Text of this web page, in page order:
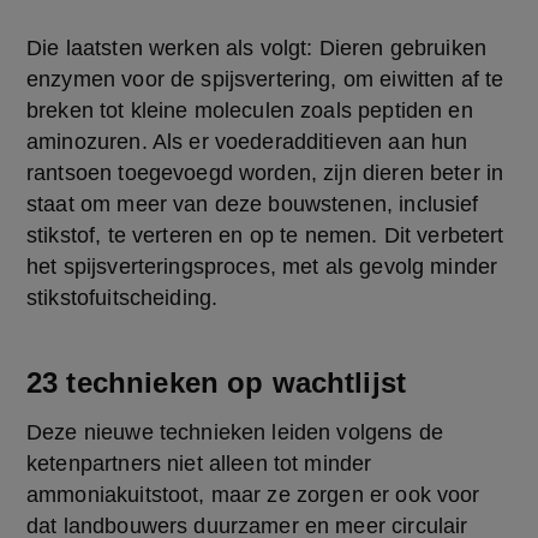
Die laatsten werken als volgt: Dieren gebruiken
enzymen voor de spijsvertering, om eiwitten af te
breken tot kleine moleculen zoals peptiden en
aminozuren. Als er voederadditieven aan hun
rantsoen toegevoegd worden, zijn dieren beter in
staat om meer van deze bouwstenen, inclusief
stikstof, te verteren en op te nemen. Dit verbetert
het spijsverteringsproces, met als gevolg minder
stikstofuitscheiding.
23 technieken op wachtlijst
Deze nieuwe technieken leiden volgens de
ketenpartners niet alleen tot minder
ammoniakuitstoot, maar ze zorgen er ook voor
dat landbouwers duurzamer en meer circulair